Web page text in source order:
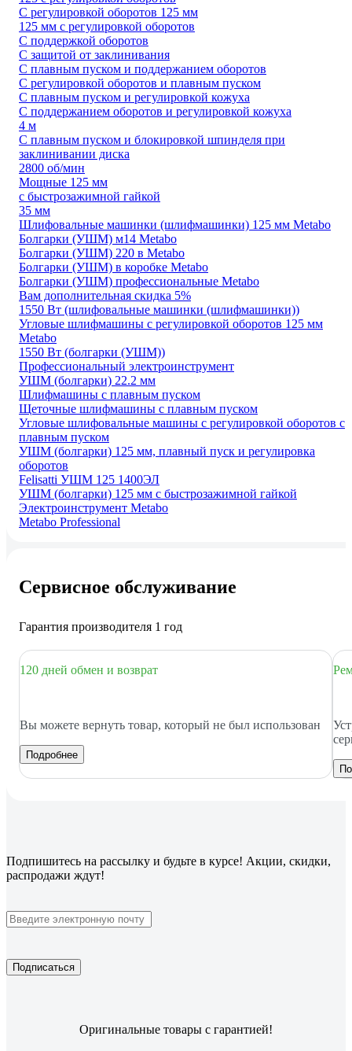
С регулировкой оборотов 125 мм
125 мм с регулировкой оборотов
С поддержкой оборотов
С защитой от заклинивания
С плавным пуском и поддержанием оборотов
С регулировкой оборотов и плавным пуском
С плавным пуском и регулировкой кожуха
С поддержанием оборотов и регулировкой кожуха
4 м
С плавным пуском и блокировкой шпинделя при
заклинивании диска
2800 об/мин
Мощные 125 мм
с быстрозажимной гайкой
35 мм
Шлифовальные машинки (шлифмашинки) 125 мм Metabo
Болгарки (УШМ) м14 Metabo
Болгарки (УШМ) 220 в Metabo
Болгарки (УШМ) в коробке Metabo
Болгарки (УШМ) профессиональные Metabo
Вам дополнительная скидка 5%
1550 Вт (шлифовальные машинки (шлифмашинки))
Угловые шлифмашины с регулировкой оборотов 125 мм
Metabo
1550 Вт (болгарки (УШМ))
Профессиональный электроинструмент
УШМ (болгарки) 22.2 мм
Шлифмашины с плавным пуском
Щеточные шлифмашины с плавным пуском
Угловые шлифовальные машины с регулировкой оборотов с
плавным пуском
УШМ (болгарки) 125 мм, плавный пуск и регулировка
оборотов
Felisatti УШМ 125 1400ЭЛ
УШМ (болгарки) 125 мм с быстрозажимной гайкой
Электроинструмент Metabo
Metabo Professional
Сервисное обслуживание
Гарантия производителя 1 год
120 дней обмен и возврат
Вы можете вернуть товар, который не был использован
Подробнее
Подпишитесь на рассылку и будьте в курсе! Акции, скидки,
распродажи ждут!
Подписаться
Оригинальные товары с гарантией!